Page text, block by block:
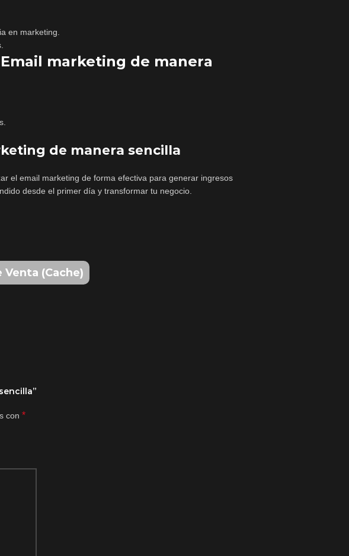
en marketing.
marketing de manera
de manera sencilla
el email marketing de forma efectiva para generar ingresos
desde el primer día y transformar tu negocio.
Venta (Cache)
con *